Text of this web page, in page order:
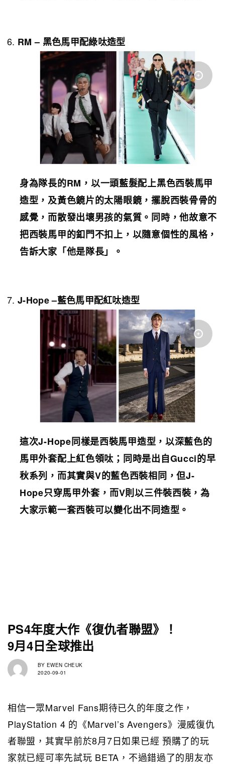
RM – 黑色馬甲配綠呔造型
身為隊長的RM ，以一頭藍髮配上黑色西裝馬甲
造型，及黃色鏡片的太陽眼鏡，擺脫西裝骨骨的
感覺，而散發出壞男孩的氣質。同時，他故意不
把西裝馬甲的釦門不扣上，以隨意個性的風格，
告訴大家「他是隊長」。
J-Hope –藍色馬甲配紅呔造型
這次J-Hope同樣是西裝馬甲造型，以深藍色的
馬甲外套配上紅色領呔；同時是出自Gucci的早
秋系列，而其實與V的藍色西裝相同，但J-
Hope只穿馬甲外套，而V則以三件裝西裝，為
大家示範一套西裝可以變化出不同造型。
PS4年度大作《復仇者聯盟》！
9月4日全球推出
BY EWEN CHEUK
2020-09-01
相信一眾Marvel Fans期待已久的年度之作，
PlayStation 4 的《Marvel’s Avengers》漫威復仇
者聯盟，其實早前於8月7日如果已經 預購了的玩
家就已經可率先試玩 BETA，不過錯過了的朋友亦